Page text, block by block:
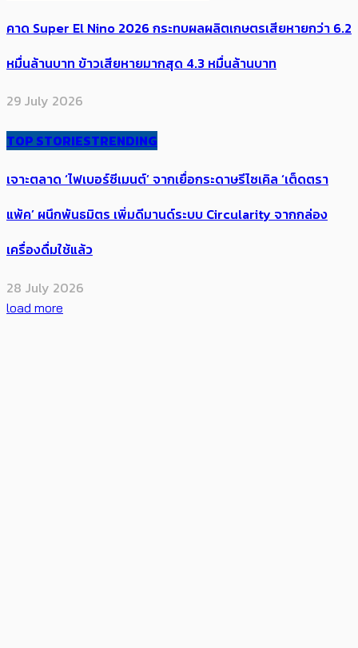
คาด Super El Nino 2026 กระทบผลผลิตเกษตรเสียหายกว่า 6.2
หมื่นล้านบาท ข้าวเสียหายมากสุด​ 4.3 หมื่นล้านบาท
29 July 2026
TOP STORIESTRENDING
เจาะตลาด ‘ไฟเบอร์ซีเมนต์’ จากเยื่อกระดาษรีไซเคิล ‘เต็ดตรา
แพ้ค’ ผนึกพันธมิตร​ เพิ่มดีมานด์ระบบ Circularity จากกล่อง
เครื่องดื่มใช้แล้ว​
28 July 2026
load more